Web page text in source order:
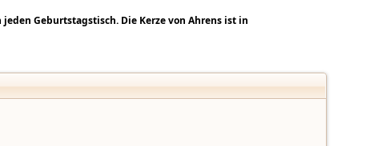
Geburtstagstisch. Die Kerze von Ahrens ist in